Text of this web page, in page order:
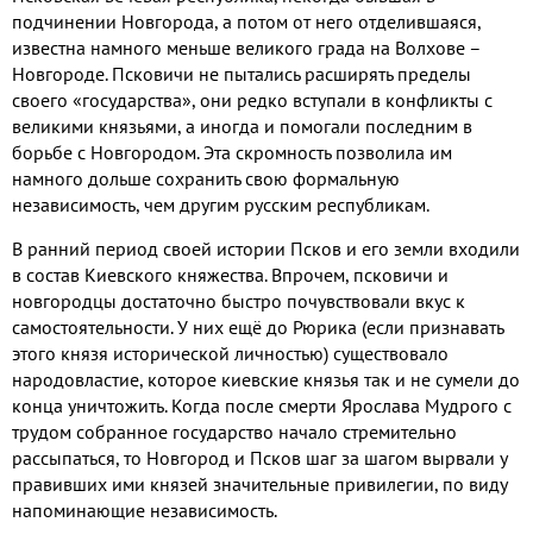
подчинении Новгорода, а потом от него отделившаяся,
известна намного меньше великого града на Волхове –
Новгороде. Псковичи не пытались расширять пределы
своего «государства», они редко вступали в конфликты с
великими князьями, а иногда и помогали последним в
борьбе с Новгородом.Эта скромность позволила им
намного дольше сохранить свою формальную
независимость, чем другим русским республикам.
В ранний период своей истории Псков и его земли входили
в состав Киевского княжества. Впрочем, псковичи и
новгородцы достаточно быстро почувствовали вкус к
самостоятельности.У них ещё до Рюрика (если признавать
этого князя исторической личностью) существовало
народовластие, которое киевские князья так и не сумели до
конца уничтожить. Когда после смерти Ярослава Мудрого с
трудом собранное государство начало стремительно
рассыпаться, то Новгород и Псков шаг за шагом вырвали у
правивших ими князей значительные привилегии, по виду
напоминающие независимость.